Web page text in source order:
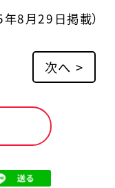
8月29日掲載）
次へ >